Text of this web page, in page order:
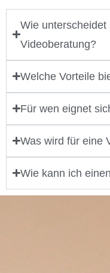
Wie unterscheidet
Videoberatung?
Welche Vorteile
Für wen eignet
Was wird für eine
Wie kann ich